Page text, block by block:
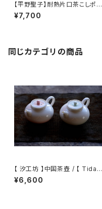
【平野聖子】耐熱片口茶こしポッ
ト / 【Masako Hirano】Heat-r
esistant spout tea strainer
¥7,700
同じカテゴリの商品
【 汐工坊 】中国茶壺 / 【 Tidal
Atelier 】Chinese teapot
¥6,600